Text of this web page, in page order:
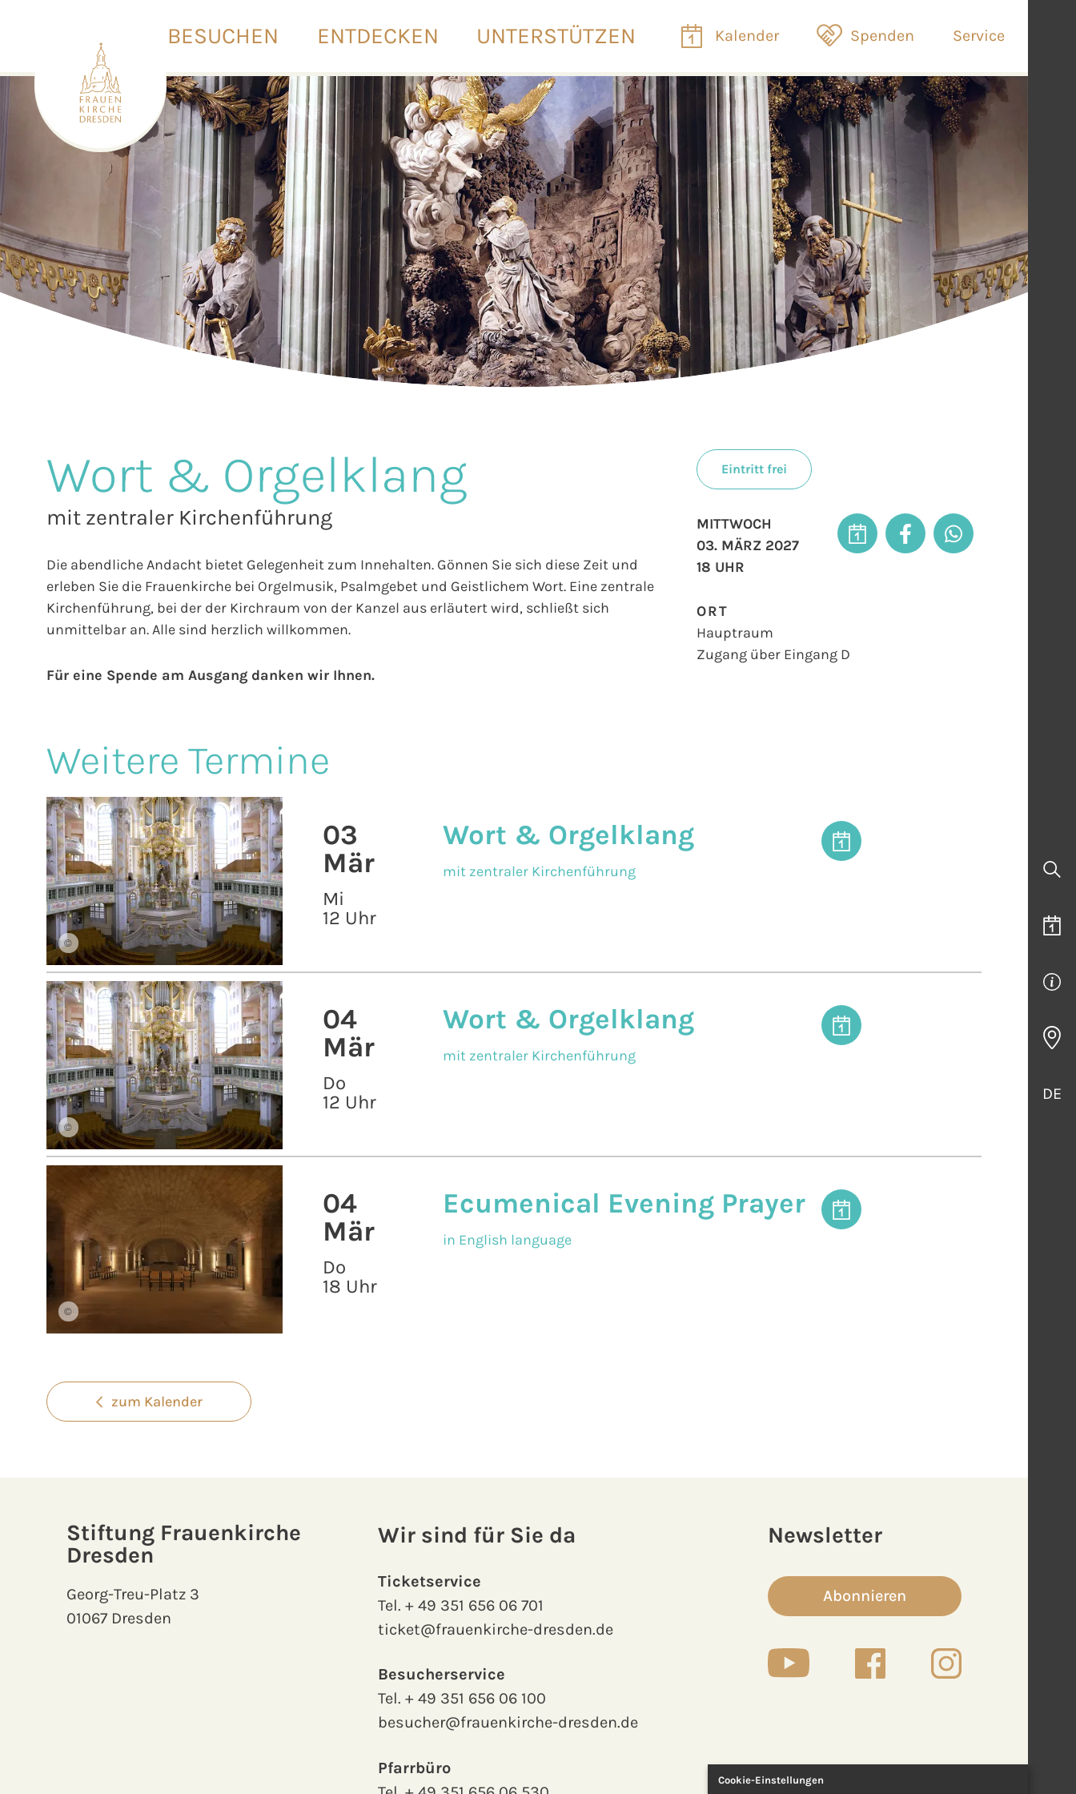
BESUCHEN ENTDECKEN UNTERSTÜTZEN Kalender Spenden Service
Wort & Orgelklang
mit zentraler Kirchenführung
Die abendliche Andacht bietet Gelegenheit zum Innehalten. Gönnen Sie sich diese Zeit und
erleben Sie die Frauenkirche bei Orgelmusik, Psalmgebet und Geistlichem Wort. Eine zentrale
Kirchenführung, bei der der Kirchraum von der Kanzel aus erläutert wird, schließt sich
unmittelbar an. Alle sind herzlich willkommen.
Für eine Spende am Ausgang danken wir Ihnen.
Eintritt frei
MITTWOCH
03. MÄRZ 2027
18 UHR
ORT
Hauptraum
Zugang über Eingang D
Weitere Termine
©
03
Mär
Mi
12 Uhr
Wort & Orgelklang
mit zentraler Kirchenführung
©
04
Mär
Do
12 Uhr
Wort & Orgelklang
mit zentraler Kirchenführung
©
04
Mär
Do
18 Uhr
Ecumenical Evening Prayer
in English language
zum Kalender
Stiftung Frauenkirche
Dresden
Georg-Treu-Platz 3
01067 Dresden
Wir sind für Sie da
Ticketservice
Tel.+ 49 351 656 06 701
ticket@frauenkirche-dresden.de
Besucherservice
Tel.+ 49 351 656 06 100
besucher@frauenkirche-dresden.de
Pfarrbüro
Newsletter
Abonnieren
DE
Cookie-Einstellungen